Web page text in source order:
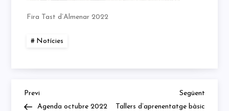
Fira Tast d’Almenar 2022
Notícies
Navegació
Previous
Post
Previ
Agenda octubre 2022
Next
Post
Següent
Tallers d’aprenentatge bàsic